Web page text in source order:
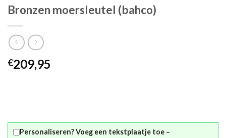
Bronzen moersleutel (bahco)
€209,95
Personaliseren? Voeg een tekstplaatje toe –